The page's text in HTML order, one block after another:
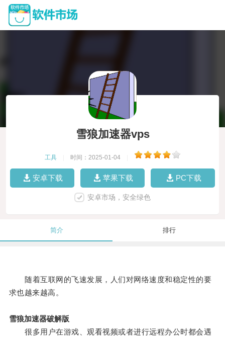
雪狼加速器vps
工具 时间：2025-01-04
安卓下载 苹果下载 PC下载
安卓市场，安全绿色
简介 排行
随着互联网的飞速发展，人们对网络速度和稳定性的要
求也越来越高。
雪狼加速器破解版
很多用户在游戏、观看视频或者进行远程办公时都会遇